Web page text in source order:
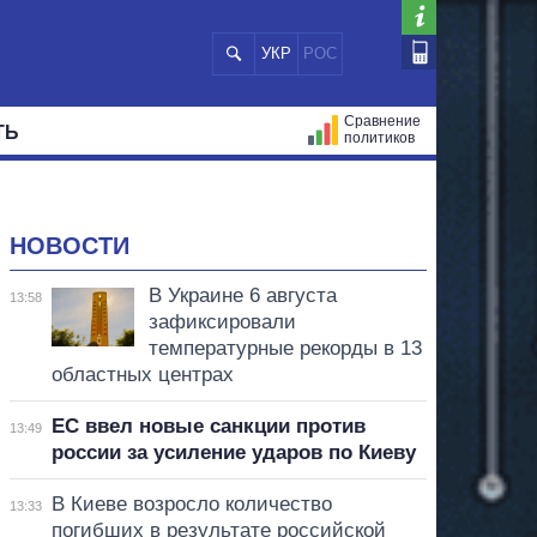
УКР РОС
Сравнение
политиков
НОВОСТИ
13:58
В Украине 6 августа
зафиксировали
температурные рекорды в 13
областных центрах
13:49
ЕС ввел новые санкции против
россии за усиление ударов по Киеву
13:33
В Киеве возросло количество
погибших в результате российской